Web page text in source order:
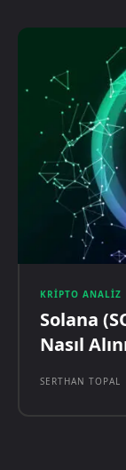
KRIPTO ANALIZ
Solana
Nasıl
SERTHAN TOPAL